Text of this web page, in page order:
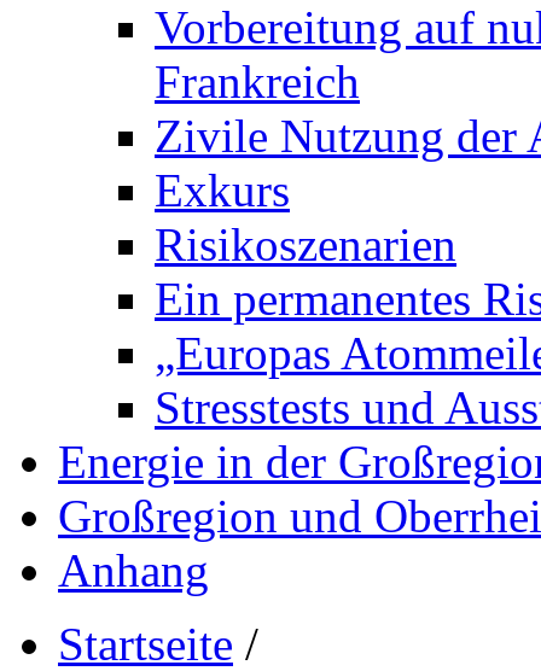
Vorbereitung auf
Frankreich
Zivile Nutzung der
Exkurs
Risikoszenarien
Ein permanentes
„Europas
Stresstests und
Energie in der
Großregion und
Anhang
Startseite /